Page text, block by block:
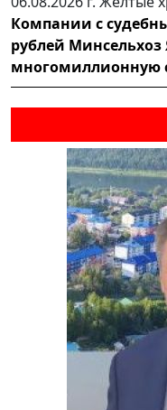
Компании с
рублей
многомиллионную